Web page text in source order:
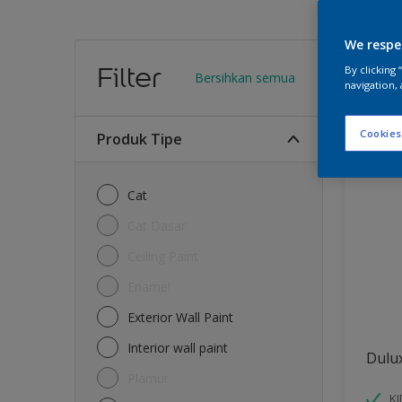
Filter Bersihkan semua
Produk Tipe
Cat
Exterior Wall Paint
Interior wall paint
We
By clicking
navigation,